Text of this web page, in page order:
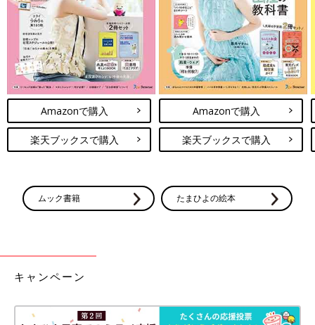
Amazonで購入
楽天ブックスで購入
Amazonで購入
楽天ブックスで購入
ムック書籍 たまひよの絵本
キャンペーン